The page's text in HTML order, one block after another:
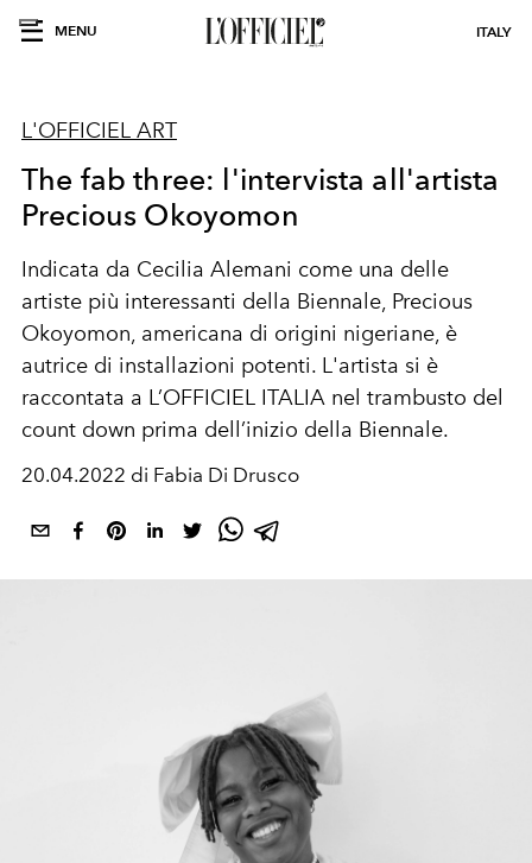
MENU ITALY
L'OFFICIEL ART
The fab three: l'intervista all'artista
Precious Okoyomon
Indicata da Cecilia Alemani come una delle
artiste più interessanti della Biennale, Precious
Okoyomon, americana di origini nigeriane, è
autrice di installazioni potenti. L'artista si è
raccontata a L’OFFICIEL ITALIA nel trambusto del
count down prima dell’inizio della Biennale.
20.04.2022 di Fabia Di Drusco